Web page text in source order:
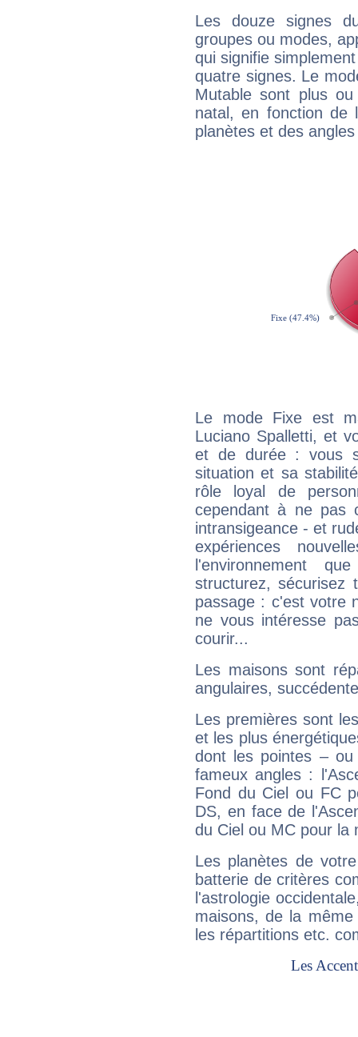
Les douze signes
groupes ou modes,
qui signifie
quatre signes. Le
Mutable sont plus
natal, en fonction de
planètes et des
Le mode Fixe est
Luciano Spalletti, et
et de durée : vous
situation et sa
rôle loyal de
cependant à ne pas
intransigeance - et
expériences
l'environnement
structurez, sécurisez
passage : c'est votre
ne vous intéresse
courir...
Les maisons sont
angulaires,
Les premières sont
et les plus
dont les pointes –
fameux angles :
Fond du Ciel ou FC
DS, en face de
du Ciel ou MC pour la
Les planètes de
batterie de critères
l'astrologie
maisons, de la
les répartitions etc.